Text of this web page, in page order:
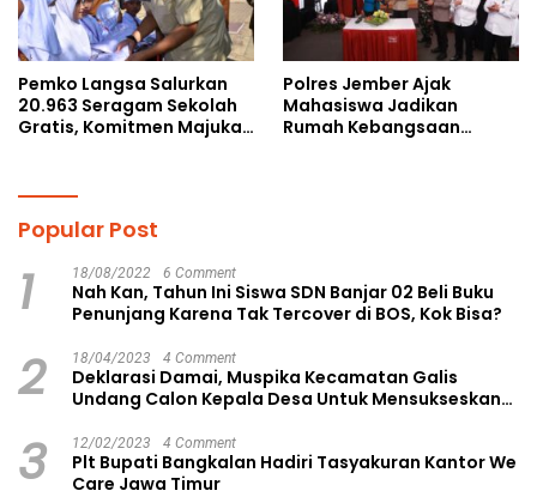
Pemko Langsa Salurkan
20.963 Seragam Sekolah
Gratis, Komitmen Majukan
Polres Jember Ajak
Mahasiswa Jadikan
Rumah Kebangsaan
Popular Post
1 18/08/2022 6 Comment
Nah Kan, Tahun Ini Siswa SDN Banjar 02 Beli Buku
Penunjang Karena Tak Tercover di BOS, Kok Bisa?
2 18/04/2023 4 Comment
Deklarasi Damai, Muspika Kecamatan Galis
Undang Calon Kepala Desa Untuk Mensukseskan
3 12/02/2023 4 Comment
Plt Bupati Bangkalan Hadiri Tasyakuran Kantor We
Care Jawa Timur